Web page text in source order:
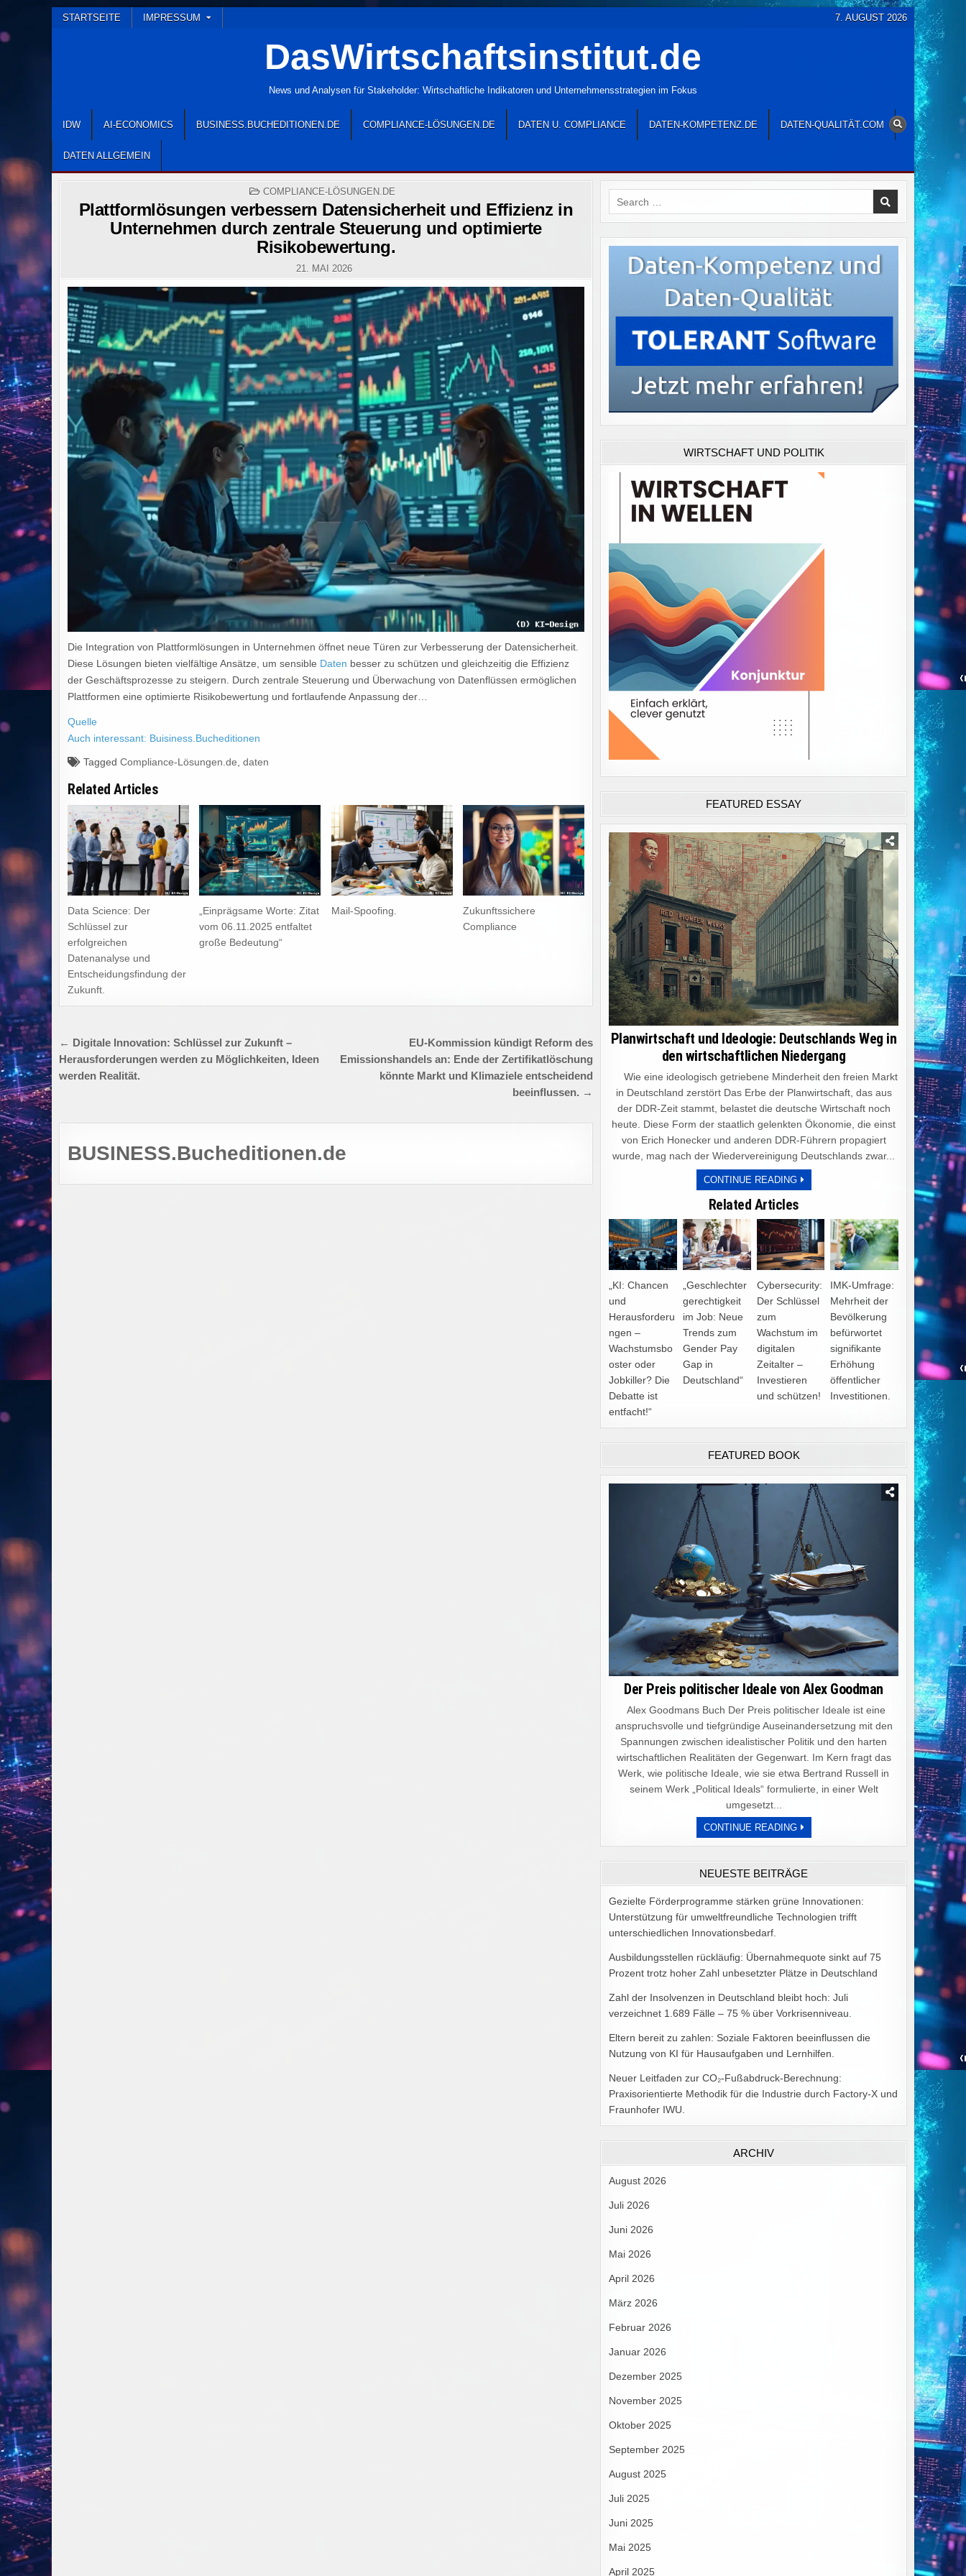
to
content
STARTSEITE IMPRESSUM 7. AUGUST 2026
DasWirtschaftsinstitut.de
News und Analysen für Stakeholder: Wirtschaftliche Indikatoren und Unternehmensstrategien im Fokus
IDW AI-ECONOMICS BUSINESS.BUCHEDITIONEN.DE COMPLIANCE-LÖSUNGEN.DE DATEN U. COMPLIANCE DATEN-KOMPETENZ.DE DATEN-QUALITÄT.COM
DATEN ALLGEMEIN
POSTED
COMPLIANCE-LÖSUNGEN.DE
Plattformlösungen verbessern Datensicherheit und Effizienz in
Unternehmen durch zentrale Steuerung und optimierte
Risikobewertung.
21. MAI 2026
Die Integration von Plattformlösungen in Unternehmen öffnet neue Türen zur Verbesserung der Datensicherheit.
Diese Lösungen bieten vielfältige Ansätze, um sensible Daten besser zu schützen und gleichzeitig die Effizienz
der Geschäftsprozesse zu steigern. Durch zentrale Steuerung und Überwachung von Datenflüssen ermöglichen
Plattformen eine optimierte Risikobewertung und fortlaufende Anpassung der…
Quelle
Auch interessant: Buisiness.Bucheditionen
Tagged Compliance-Lösungen.de daten
Related Articles
Data Science: Der
Schlüssel zur
erfolgreichen
Datenanalyse und
Entscheidungsfindung der
Zukunft.
„Einprägsame Worte: Zitat
vom 06.11.2025 entfaltet
große Bedeutung“
Mail-Spoofing.
Zukunftssichere
Compliance
Beitragsnavigation
EU-Kommission kündigt Reform des
Emissionshandels an: Ende der Zertifikatlöschung
könnte Markt und Klimaziele entscheidend
beeinflussen. →
← Digitale Innovation: Schlüssel zur Zukunft –
Herausforderungen werden zu Möglichkeiten, Ideen
werden Realität.
BUSINESS.Bucheditionen.de
Search
for:
WIRTSCHAFT UND POLITIK
FEATURED ESSAY
Planwirtschaft und Ideologie: Deutschlands Weg in
den wirtschaftlichen Niedergang
Wie eine ideologisch getriebene Minderheit den freien Markt
in Deutschland zerstört Das Erbe der Planwirtschaft, das aus
der DDR-Zeit stammt, belastet die deutsche Wirtschaft noch
heute. Diese Form der staatlich gelenkten Ökonomie, die einst
von Erich Honecker und anderen DDR-Führern propagiert
wurde, mag nach der Wiedervereinigung Deutschlands zwar...
CONTINUE READINGPLANWIRTSCHAFT
UND
DEUTSCHLANDS
IN
DEN
WIRTSCHAFTLICHEN
NIEDERGANG
Related Articles
„KI: Chancen
und
Herausforderu
ngen –
Wachstumsbo
oster oder
Jobkiller? Die
Debatte ist
entfacht!“
„Geschlechter
gerechtigkeit
im Job: Neue
Trends zum
Gender Pay
Gap in
Deutschland“
Cybersecurity:
Der Schlüssel
zum
Wachstum im
digitalen
Zeitalter –
Investieren
und schützen!
IMK-Umfrage:
Mehrheit der
Bevölkerung
befürwortet
signifikante
Erhöhung
öffentlicher
Investitionen.
FEATURED BOOK
Der Preis politischer Ideale von Alex Goodman
Alex Goodmans Buch Der Preis politischer Ideale ist eine
anspruchsvolle und tiefgründige Auseinandersetzung mit den
Spannungen zwischen idealistischer Politik und den harten
wirtschaftlichen Realitäten der Gegenwart. Im Kern fragt das
Werk, wie politische Ideale, wie sie etwa Bertrand Russell in
seinem Werk „Political Ideals“ formulierte, in einer Welt
umgesetzt...
CONTINUE READINGDER
PREIS
POLITISCHER
VON
ALEX
GOODMAN
NEUESTE BEITRÄGE
Gezielte Förderprogramme stärken grüne Innovationen:
Unterstützung für umweltfreundliche Technologien trifft
unterschiedlichen Innovationsbedarf.
Ausbildungsstellen rückläufig: Übernahmequote sinkt auf 75
Prozent trotz hoher Zahl unbesetzter Plätze in Deutschland
Zahl der Insolvenzen in Deutschland bleibt hoch: Juli
verzeichnet 1.689 Fälle – 75 % über Vorkrisenniveau.
Eltern bereit zu zahlen: Soziale Faktoren beeinflussen die
Nutzung von KI für Hausaufgaben und Lernhilfen.
Neuer Leitfaden zur CO₂-Fußabdruck-Berechnung:
Praxisorientierte Methodik für die Industrie durch Factory-X und
Fraunhofer IWU.
ARCHIV
August 2026
Juli 2026
Juni 2026
Mai 2026
April 2026
März 2026
Februar 2026
Januar 2026
Dezember 2025
November 2025
Oktober 2025
September 2025
August 2025
Juli 2025
Juni 2025
Mai 2025
April 2025